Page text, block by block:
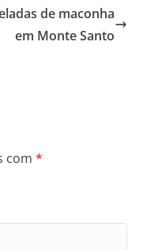
de maconha
em Monte Santo
com *